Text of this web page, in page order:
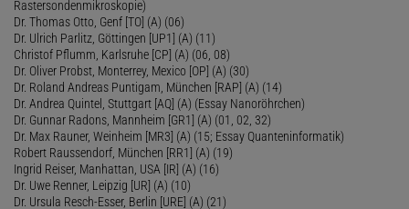
Rastersondenmikroskopie)
Dr. Thomas Otto, Genf [TO] (A) (06)
Dr. Ulrich Parlitz, Göttingen [UP1] (A) (11)
Christof Pflumm, Karlsruhe [CP] (A) (06, 08)
Dr. Oliver Probst, Monterrey, Mexico [OP] (A) (30)
Dr. Roland Andreas Puntigam, München [RAP] (A) (14)
Dr. Andrea Quintel, Stuttgart [AQ] (A) (Essay Nanoröhrchen)
Dr. Gunnar Radons, Mannheim [GR1] (A) (01, 02, 32)
Dr. Max Rauner, Weinheim [MR3] (A) (15; Essay Quanteninformatik)
Robert Raussendorf, München [RR1] (A) (19)
Ingrid Reiser, Manhattan, USA [IR] (A) (16)
Dr. Uwe Renner, Leipzig [UR] (A) (10)
Dr. Ursula Resch-Esser, Berlin [URE] (A) (21)